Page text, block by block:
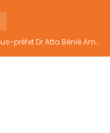
Indépendance 2026 À Yakassé-Mé: Le sous-préfet Dr Atta Bénié Amédé appelle à l’unité, à la sécurité et au développement